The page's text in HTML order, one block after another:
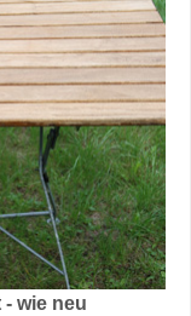
wie neu